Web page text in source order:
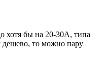
хотя бы на 20-30А, типа
дешево, то можно пару